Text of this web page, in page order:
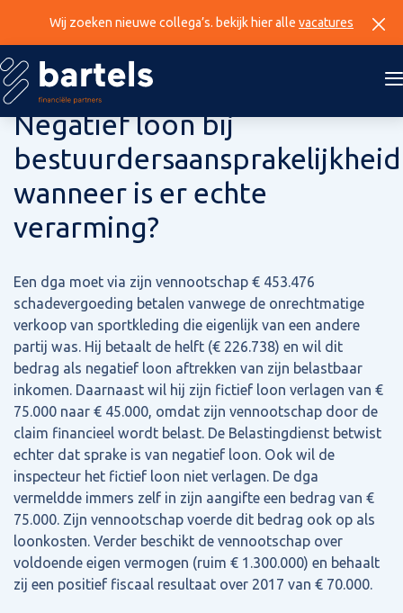
Wij zoeken nieuwe collega’s. bekijk hier alle vacatures
4 september 2025
Negatief loon bij
wanneer is er echte
verarming?
Een dga moet via zijn vennootschap € 453.476
schadevergoeding betalen vanwege de onrechtmatige
verkoop van sportkleding die eigenlijk van een andere
partij was. Hij betaalt de helft (€ 226.738) en wil dit
bedrag als negatief loon aftrekken van zijn belastbaar
inkomen. Daarnaast wil hij zijn fictief loon verlagen van €
75.000 naar € 45.000, omdat zijn vennootschap door de
claim financieel wordt belast. De Belastingdienst betwist
echter dat sprake is van negatief loon. Ook wil de
inspecteur het fictief loon niet verlagen. De dga
vermeldde immers zelf in zijn aangifte een bedrag van €
75.000. Zijn vennootschap voerde dit bedrag ook op als
loonkosten. Verder beschikt de vennootschap over
voldoende eigen vermogen (ruim € 1.300.000) en behaalt
zij een positief fiscaal resultaat over 2017 van € 70.000.